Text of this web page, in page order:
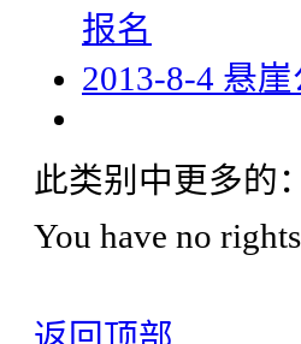
报名
2013-8-4 悬
此类别中更多的：
You have no